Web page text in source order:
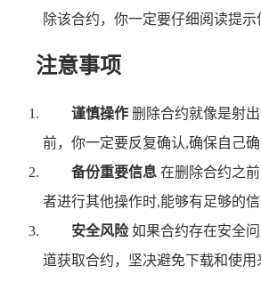
除该合约，你一定要仔细阅读提
注意事项
谨慎操作 删除合约就像是射
前，你一定要反复确认,确保自己确
备份重要信息 在删除合约之
者进行其他操作时,能够有足够的信
安全风险如果合约存在安全
道获取合约，坚决避免下载和使